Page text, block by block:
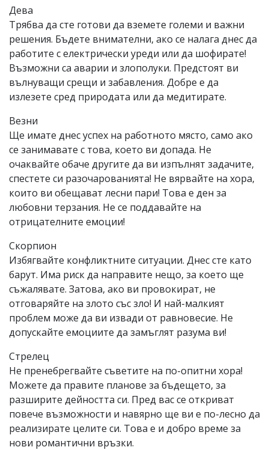
Дева
Трябва да сте готови да вземете големи и важни
решения. Бъдете внимателни, ако се налага днес да
работите с електрически уреди или да шофирате!
Възможни са аварии и злополуки. Предстоят ви
вълнуващи срещи и забавления. Добре е да
излезете сред природата или да медитирате.
Везни
Ще имате днес успех на работното място, само ако
се занимавате с това, което ви допада. Не
очаквайте обаче другите да ви изпълнят задачите,
спестете си разочарованията! Не вярвайте на хора,
които ви обещават лесни пари! Това е ден за
любовни терзания. Не се поддавайте на
отрицателните емоции!
Скорпион
Избягвайте конфликтните ситуации. Днес сте като
барут. Има риск да направите нещо, за което ще
съжалявате. Затова, ако ви провокират, не
отговаряйте на злото със зло! И най-малкият
проблем може да ви извади от равновесие. Не
допускайте емоциите да замъглят разума ви!
Стрелец
Не пренебрегвайте съветите на по-опитни хора!
Можете да правите планове за бъдещето, за
разширите дейността си. Пред вас се откриват
повече възможности и навярно ще ви е по-лесно да
реализирате целите си. Това е и добро време за
нови романтични връзки.